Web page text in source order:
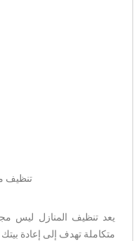
تنظيف
يعد تنظيف المنازل ليس
متكاملة تهدف إلى إعادة